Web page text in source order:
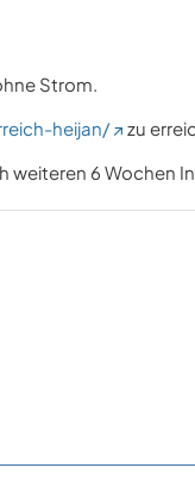
Strom.
heijan/
zu
6 Wochen